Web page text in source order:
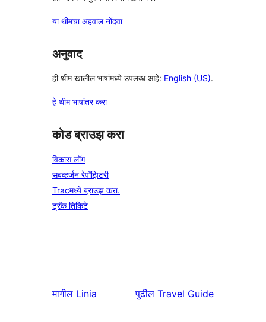
या थीमचा अहवाल नोंदवा
अनुवाद
ही थीम खालील भाषांमध्ये उपलब्ध आहे: English (US).
हे थीम भाषांतर करा
कोड ब्राउझ करा
विकास लॉग
सबव्हर्जन रेपॉझिटरी
Tracमध्ये ब्राउझ करा.
ट्रॅक तिकिटे
मागील Linia पुढील Travel Guide